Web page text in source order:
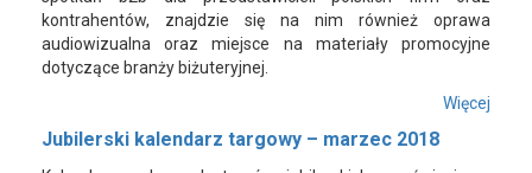
kontrahentów, znajdzie się na nim również oprawa
audiowizualna oraz miejsce na materiały promocyjne
dotyczące branży biżuteryjnej.
Więcej
Jubilerski kalendarz targowy – marzec 2018